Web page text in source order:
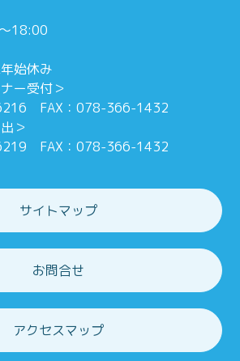
18:00
始休み
ー受付＞
FAX：078-366-1432
＞
FAX：078-366-1432
サイトマップ
お問合せ
アクセスマップ